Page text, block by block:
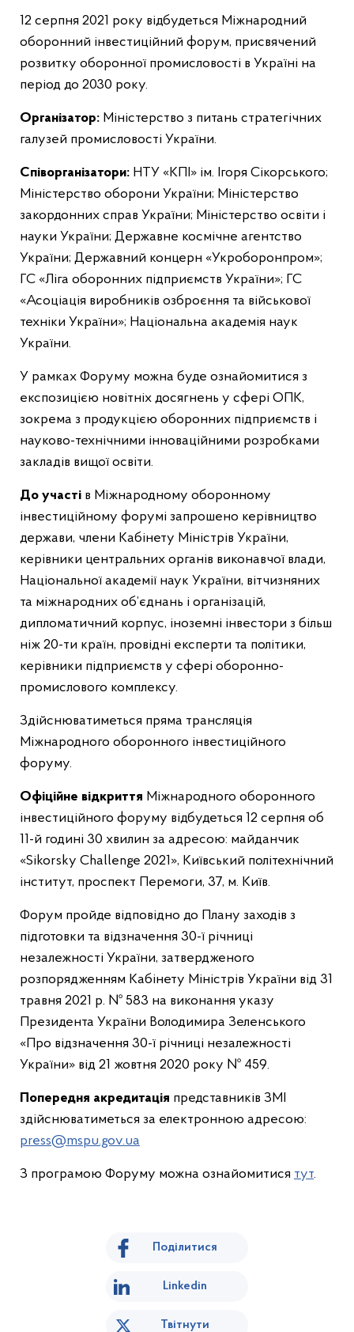
12 серпня 2021 року відбудеться Міжнародний
оборонний інвестиційний форум, присвячений
розвитку оборонної промисловості в Україні на
період до 2030 року.
Організатор: Міністерство з питань стратегічних
галузей промисловості України.
Співорганізатори: НТУ «КПІ» ім. Ігоря Сікорського;
Міністерство оборони України; Міністерство
закордонних справ України; Міністерство освіти і
науки України; Державне космічне агентство
України; Державний концерн «Укроборонпром»;
ГС «Ліга оборонних підприємств України»; ГС
«Асоціація виробників озброєння та військової
техніки України»; Національна академія наук
України.
У рамках Форуму можна буде ознайомитися з
експозицією новітніх досягнень у сфері ОПК,
зокрема з продукцією оборонних підприємств і
науково-технічними інноваційними розробками
закладів вищої освіти.
До участі в Міжнародному оборонному
інвестиційному форумі запрошено керівництво
держави, члени Кабінету Міністрів України,
керівники центральних органів виконавчої влади,
Національної академії наук України, вітчизняних
та міжнародних об’єднань і організацій,
дипломатичний корпус, іноземні інвестори з більш
ніж 20-ти країн, провідні експерти та політики,
керівники підприємств у сфері оборонно-
промислового комплексу.
Здійснюватиметься пряма трансляція
Міжнародного оборонного інвестиційного
форуму.
Офіційне відкриття Міжнародного оборонного
інвестиційного форуму відбудеться 12 серпня об
11-й годині 30 хвилин за адресою: майданчик
«Sikorsky Challenge 2021», Київський політехнічний
інститут, проспект Перемоги, 37, м. Київ.
Форум пройде відповідно до Плану заходів з
підготовки та відзначення 30-ї річниці
незалежності України, затвердженого
розпорядженням Кабінету Міністрів України від 31
травня 2021 р. № 583 на виконання указу
Президента України Володимира Зеленського
«Про відзначення 30-ї річниці незалежності
України» від 21 жовтня 2020 року № 459.
Попередня акредитація представників ЗМІ
здійснюватиметься за електронною адресою:
press@mspu.gov.ua
З програмою Форуму можна ознайомитися тут.
Поділитися
Linkedin
Твітнути